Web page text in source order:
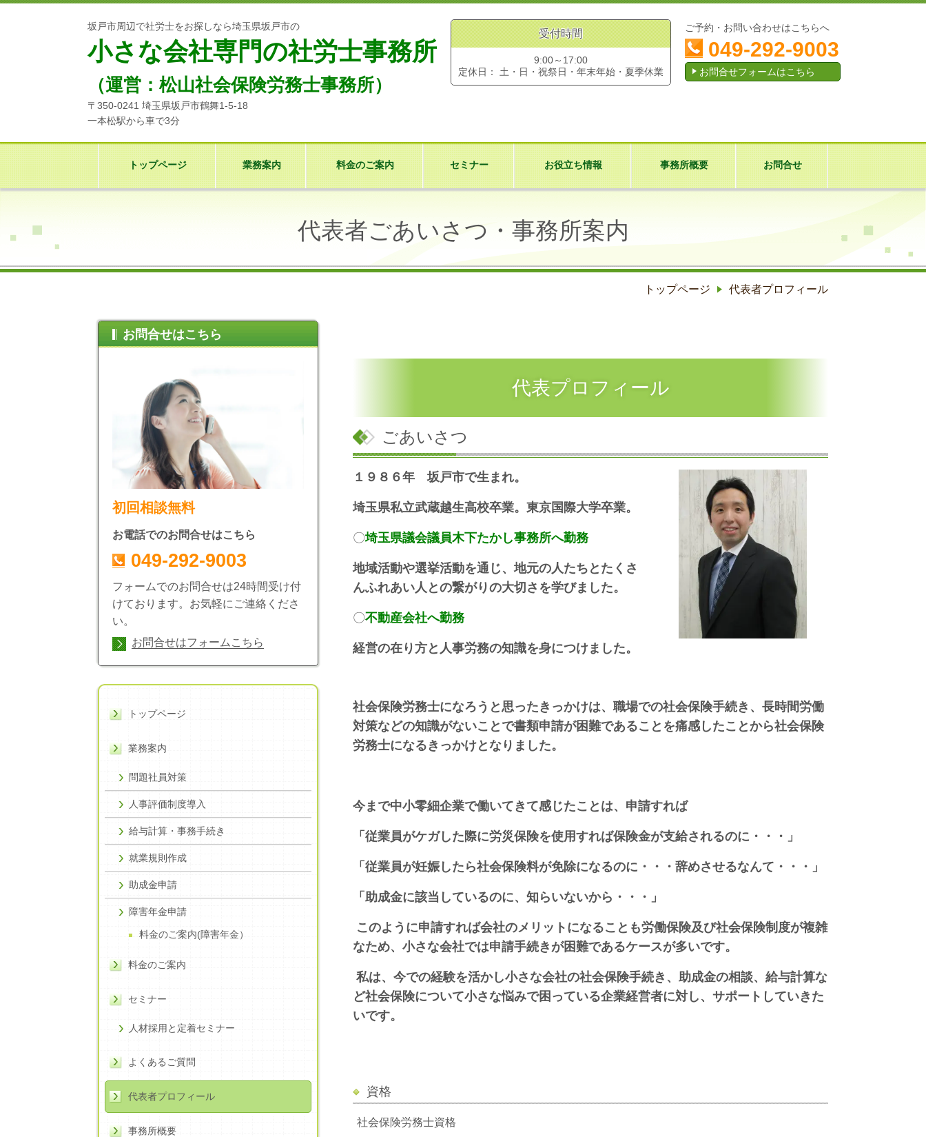
坂戸市周辺で社労士をお探しなら埼玉県坂戸市の
小さな会社専門の社労士事務所
（運営：松山社会保険労務士事務所）
〒350-0241 埼玉県坂戸市鶴舞1-5-18
一本松駅から車で3分
受付時間
9:00～17:00
定休日： 土・日・祝祭日・年末年始・夏季休業
ご予約・お問い合わせはこちらへ
049-292-9003
お問合せフォームはこちら
トップページ 業務案内 料金のご案内 セミナー お役立ち情報 事務所概要 お問合せ
代表者ごあいさつ・事務所案内
トップページ 代表者プロフィール
代表プロフィール
ごあいさつ
１９８６年 坂戸市で生まれ。
埼玉県私立武蔵越生高校卒業。東京国際大学卒業。
〇埼玉県議会議員木下たかし事務所へ勤務
地域活動や選挙活動を通じ、地元の人たちとたくさ
んふれあい人との繋がりの大切さを学びました。
〇不動産会社へ勤務
経営の在り方と人事労務の知識を身につけました。
社会保険労務士になろうと思ったきっかけは、職場での社会保険手続き、長時間労働
対策などの知識がないことで書類申請が困難であることを痛感したことから社会保険
労務士になるきっかけとなりました。
今まで中小零細企業で働いてきて感じたことは、申請すれば
「従業員がケガした際に労災保険を使用すれば保険金が支給されるのに・・・」
「従業員が妊娠したら社会保険料が免除になるのに・・・辞めさせるなんて・・・」
「助成金に該当しているのに、知らいないから・・・」
このように申請すれば会社のメリットになることも労働保険及び社会保険制度が複雑
なため、小さな会社では申請手続きが困難であるケースが多いです。
私は、今での経験を活かし小さな会社の社会保険手続き、助成金の相談、給与計算な
ど社会保険について小さな悩みで困っている企業経営者に対し、サポートしていきた
いです。
資格
社会保険労務士資格
お問合せはこちら
初回相談無料
お電話でのお問合せはこちら
049-292-9003
フォームでのお問合せは24時間受け付
けております。お気軽にご連絡くださ
い。
お問合せはフォームこちら
トップページ
業務案内
問題社員対策
人事評価制度導入
給与計算・事務手続き
就業規則作成
助成金申請
障害年金申請
料金のご案内(障害年金）
料金のご案内
セミナー
人材採用と定着セミナー
よくあるご質問
代表者プロフィール
事務所概要